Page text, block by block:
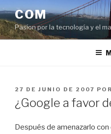
al
contenido
COM
Pasíon por la tecnología y el
PUBLICADO
EL
27 DE JUNIO DE 2007 POR
¿Google a favor
Después de amenazarlo con